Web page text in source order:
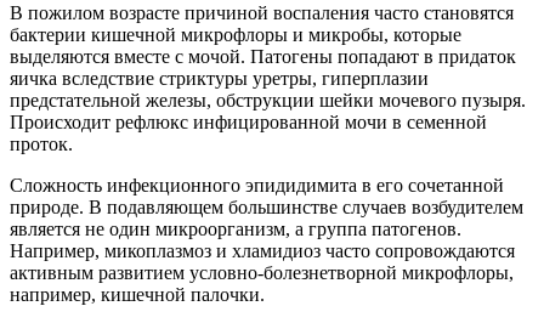
В пожилом возрасте причиной воспаления часто становятся
бактерии кишечной микрофлоры и микробы, которые
выделяются вместе с мочой. Патогены попадают в придаток
яичка вследствие стриктуры уретры, гиперплазии
предстательной железы, обструкции шейки мочевого пузыря.
Происходит рефлюкс инфицированной мочи в семенной
проток.
Сложность инфекционного эпидидимита в его сочетанной
природе. В подавляющем большинстве случаев возбудителем
является не один микроорганизм, а группа патогенов.
Например, микоплазмоз и хламидиоз часто сопровождаются
активным развитием условно-болезнетворной микрофлоры,
например, кишечной палочки.